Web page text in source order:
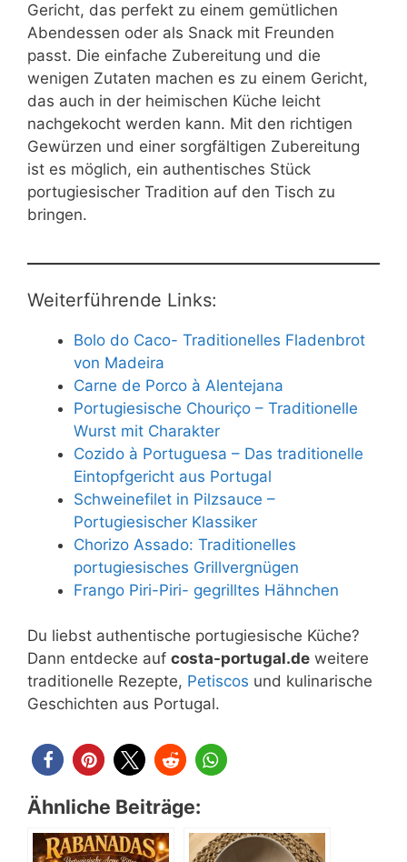
Gericht, das perfekt zu einem gemütlichen
Abendessen oder als Snack mit Freunden
passt. Die einfache Zubereitung und die
wenigen Zutaten machen es zu einem Gericht,
das auch in der heimischen Küche leicht
nachgekocht werden kann. Mit den richtigen
Gewürzen und einer sorgfältigen Zubereitung
ist es möglich, ein authentisches Stück
portugiesischer Tradition auf den Tisch zu
bringen.
Weiterführende Links:
Bolo do Caco- Traditionelles Fladenbrot
von Madeira
Carne de Porco à Alentejana
Portugiesische Chouriço – Traditionelle
Wurst mit Charakter
Cozido à Portuguesa – Das traditionelle
Eintopfgericht aus Portugal
Schweinefilet in Pilzsauce –
Portugiesischer Klassiker
Chorizo Assado: Traditionelles
portugiesisches Grillvergnügen
Frango Piri-Piri- gegrilltes Hähnchen
Du liebst authentische portugiesische Küche?
Dann entdecke auf costa-portugal.de weitere
traditionelle Rezepte, Petiscos und kulinarische
Geschichten aus Portugal.
Ähnliche Beiträge: